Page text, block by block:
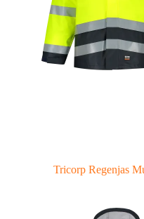
Tricorp Regenjas